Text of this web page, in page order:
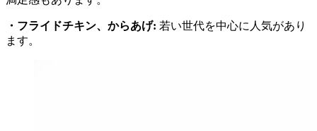
・フライドチキン、からあげ: 若い世代を中心に人気があり
ます。